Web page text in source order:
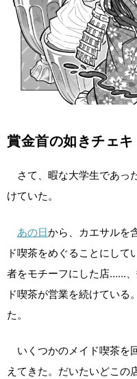
賞金首の如きチェキ
さて、暇な大学生であっ
けていた。
あの日から、カエサルを
ド喫茶をめぐることにして
者をモチーフにした店……
ド喫茶が営業を続けている
た。
いくつかのメイド喫茶を
えてきた。だいたいどこの